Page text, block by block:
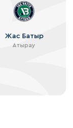
Жас Батыр
Атырау